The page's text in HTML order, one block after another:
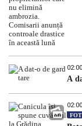
02:00
A
02:00